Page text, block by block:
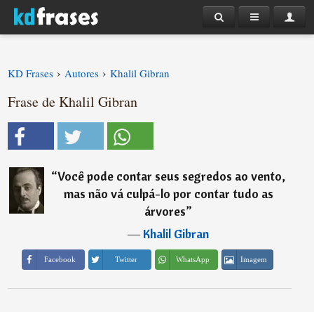
KD Frases › Autores › Khalil Gibran
Frase de Khalil Gibran
“Você pode contar seus segredos ao vento,
mas não vá culpá-lo por contar tudo as
árvores”
―Khalil Gibran
Facebook Twitter WhatsApp Imagem